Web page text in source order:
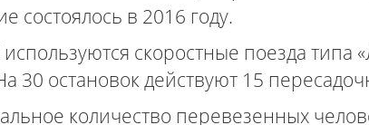
состоялось в 2016 году.
скоростные поезда типа
30 остановок действуют 15
количество перевезенных